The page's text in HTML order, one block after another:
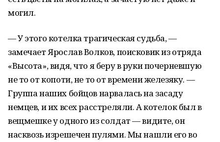
могил.
— У этого котелка трагическая судьба, —
замечает Ярослав Волков, поисковик из отряда
«Высота», видя, что я беру в руки почерневшую
не то от копоти, не то от времени железяку. —
Группа наших бойцов нарвалась на засаду
немцев, и их всех расстреляли. А котелок был в
вещмешке у одного из солдат — видите, он
насквозь изрешечен пулями. Мы нашли его во